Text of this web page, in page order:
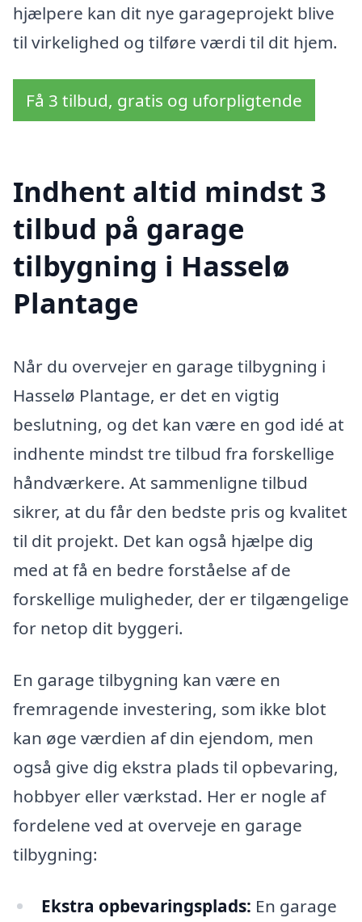
hjælpere kan dit nye garageprojekt blive
til virkelighed og tilføre værdi til dit hjem.
Få 3 tilbud, gratis og uforpligtende
Indhent altid mindst 3
tilbud på garage
tilbygning i Hasselø
Plantage
Når du overvejer en garage tilbygning i
Hasselø Plantage, er det en vigtig
beslutning, og det kan være en god idé at
indhente mindst tre tilbud fra forskellige
håndværkere. At sammenligne tilbud
sikrer, at du får den bedste pris og kvalitet
til dit projekt. Det kan også hjælpe dig
med at få en bedre forståelse af de
forskellige muligheder, der er tilgængelige
for netop dit byggeri.
En garage tilbygning kan være en
fremragende investering, som ikke blot
kan øge værdien af din ejendom, men
også give dig ekstra plads til opbevaring,
hobbyer eller værkstad. Her er nogle af
fordelene ved at overveje en garage
tilbygning:
Ekstra opbevaringsplads: En garage